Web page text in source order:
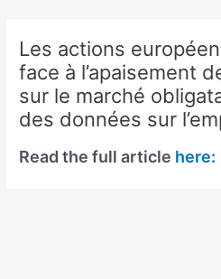
content
Les actions
face à l’apaisement
sur le marché
des données sur
Read the full article here: